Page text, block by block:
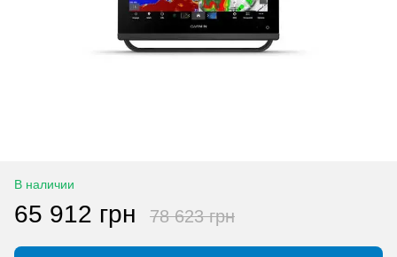
В наличии
65 912 грн 78 623 грн